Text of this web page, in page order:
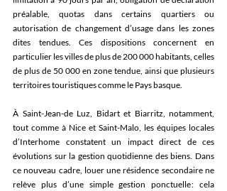
préalable, quotas dans certains quartiers ou
autorisation de changement d’usage dans les zones
dites tendues. Ces dispositions concernent en
particulier les villes de plus de 200 000 habitants, celles
de plus de 50 000 en zone tendue, ainsi que plusieurs
territoires touristiques comme le Pays basque.
À Saint-Jean-de Luz, Bidart et Biarritz, notamment,
tout comme à Nice et Saint-Malo, les équipes locales
d’Interhome constatent un impact direct de ces
évolutions sur la gestion quotidienne des biens. Dans
ce nouveau cadre, louer une résidence secondaire ne
relève plus d’une simple gestion ponctuelle : cela